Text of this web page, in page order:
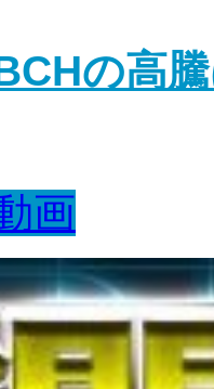
の高
画